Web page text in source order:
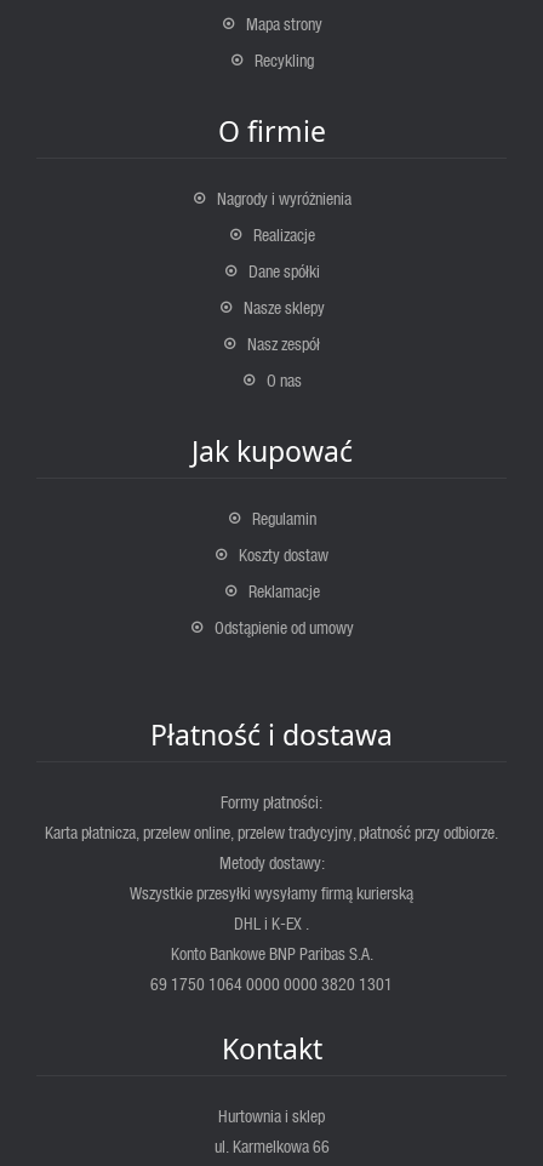
Mapa strony
Recykling
O firmie
Nagrody i wyróżnienia
Realizacje
Dane spółki
Nasze sklepy
Nasz zespół
O nas
Jak kupować
Regulamin
Koszty dostaw
Reklamacje
Odstąpienie od umowy
Płatność i dostawa
Formy płatności:
Karta płatnicza, przelew online, przelew tradycyjny, płatność przy odbiorze.
Metody dostawy:
Wszystkie przesyłki wysyłamy firmą kurierską
DHL i K-EX .
Konto Bankowe BNP Paribas S.A.
69 1750 1064 0000 0000 3820 1301
Kontakt
Hurtownia i sklep
ul. Karmelkowa 66